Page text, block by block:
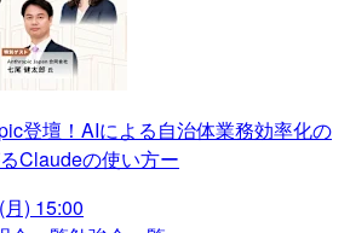
登壇！AIによる自治体業務効率化の
Claudeの使い方ー
) 15:00